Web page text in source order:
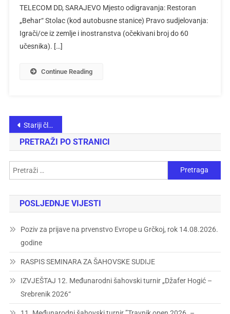
TELECOM DD, SARAJEVO Mjesto odigravanja: Restoran
„Behar“ Stolac (kod autobusne stanice) Pravo sudjelovanja:
Igrači/ce iz zemlje i inostranstva (očekivani broj do 60
učesnika). […]
Continue Reading
Stariji članci
PRETRAŽI PO STRANICI
POSLJEDNJE VIJESTI
Poziv za prijave na prvenstvo Evrope u Grčkoj, rok 14.08.2026.
godine
RASPIS SEMINARA ZA ŠAHOVSKE SUDIJE
IZVJEŠTAJ 12. Međunarodni šahovski turnir „Džafer Hogić –
Srebrenik 2026“